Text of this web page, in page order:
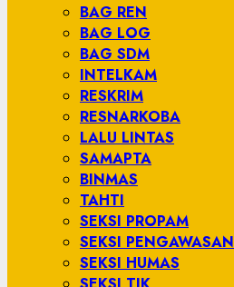
BAG REN
BAG LOG
BAG SDM
INTELKAM
RESKRIM
RESNARKOBA
LALU LINTAS
SAMAPTA
BINMAS
TAHTI
SEKSI PROPAM
SEKSI PENGAWASAN
SEKSI HUMAS